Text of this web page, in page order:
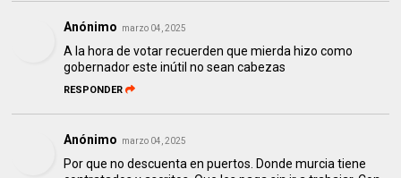
Anónimo marzo 04, 2025
A la hora de votar recuerden que mierda hizo como
gobernador este inútil no sean cabezas
RESPONDER
Anónimo marzo 04, 2025
Por que no descuenta en puertos. Donde murcia tiene